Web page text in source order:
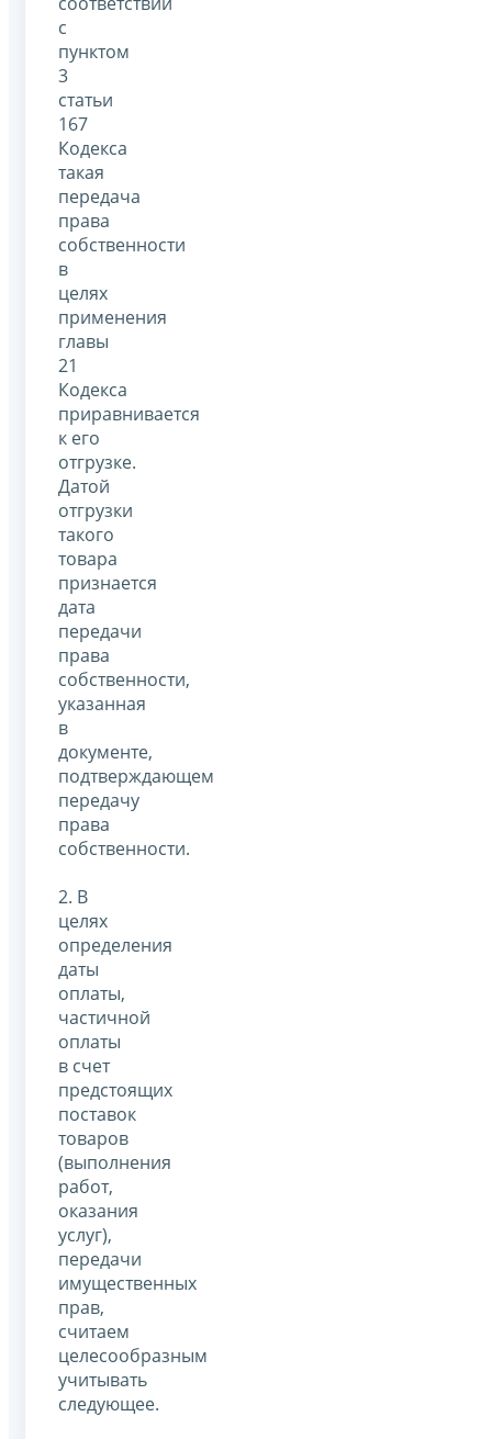
с
пунктом
3
статьи
167
Кодекса
такая
передача
права
собственности
в
целях
применения
главы
21
Кодекса
приравнивается
к его
отгрузке.
Датой
отгрузки
такого
товара
признается
дата
передачи
права
собственности,
указанная
в
документе,
подтверждающем
передачу
права
собственности.
2. В
целях
определения
даты
оплаты,
частичной
оплаты
в счет
предстоящих
поставок
товаров
(выполнения
работ,
оказания
услуг),
передачи
имущественных
прав,
считаем
целесообразным
учитывать
следующее.